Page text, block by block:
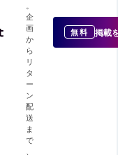
企
画
か
ら
リ
タ
ー
ン
配
送
ま
で
無料 掲載